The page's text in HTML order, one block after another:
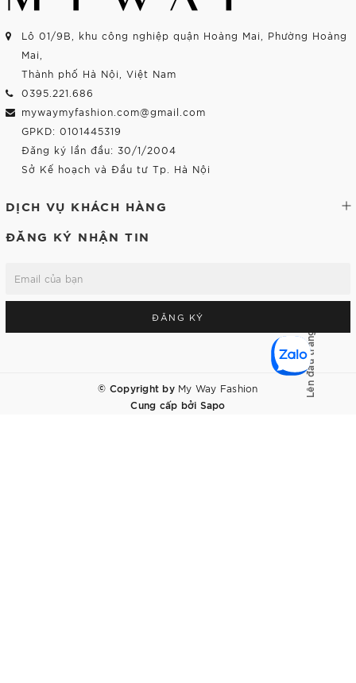
Lô 01/9B, khu công nghiệp quận Hoàng Mai, Phường Hoàng
Mai,
Thành phố Hà Nội, Việt Nam
0395.221.686
mywaymyfashion.com@gmail.com
GPKD: 0101445319
Đăng ký lần đầu: 30/1/2004
Sở Kế hoạch và Đầu tư Tp. Hà Nội
DỊCH VỤ KHÁCH HÀNG
ĐĂNG KÝ NHẬN TIN
ĐĂNG KÝ
© Copyright by My Way Fashion
Cung cấp bởi Sapo
Lên đầu trang